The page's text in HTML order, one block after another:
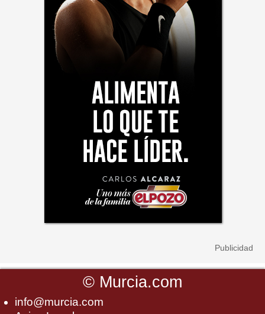
© Murcia.com
info@murcia.com